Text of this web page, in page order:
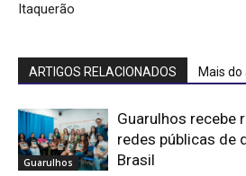
Itaquerão
ARTIGOS RELACIONADOS Mais
Guarulhos
Guarulhos recebe
redes públicas de
Brasil